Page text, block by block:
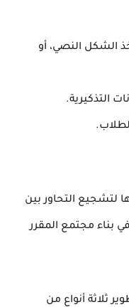
الشكل النصي، أو
لتشجيع التحاور بين
بناء مجتمع المقرر
ثلاثة أنواع من